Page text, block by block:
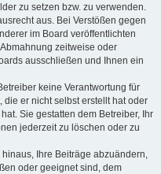
zu setzen bzw. zu verwenden.
aus. Bei Verstößen gegen
im Board veröffentlichten
zeitweise oder
ausschließen und Ihnen ein
keine Verantwortung für
er nicht selbst erstellt hat oder
Sie gestatten dem Betreiber, Ihr
jederzeit zu löschen oder zu
Ihre Beiträge abzuändern,
oder geeignet sind, dem